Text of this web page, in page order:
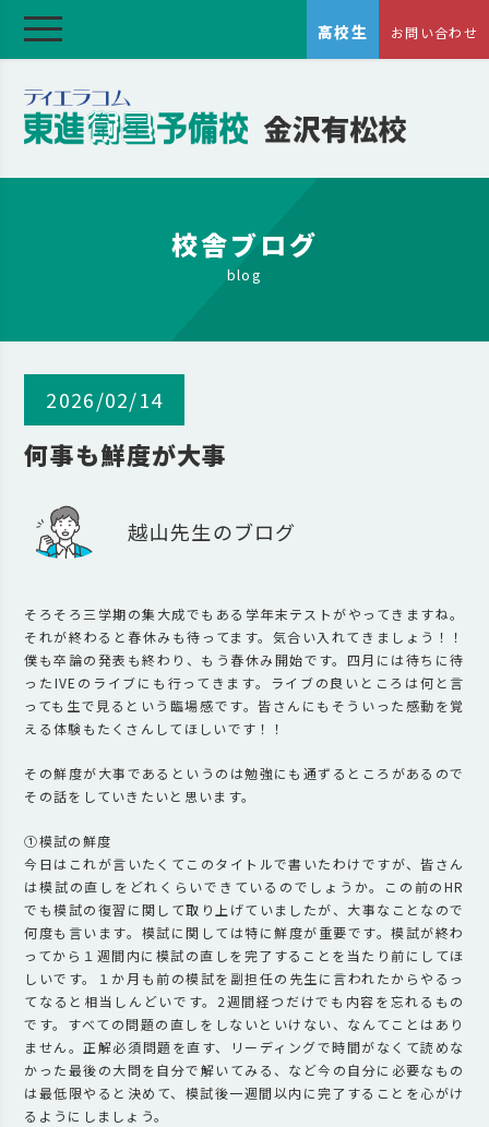
高校生 お問い合わせ
校舎ブログ
blog
2026/02/14
何事も鮮度が大事
越山先生のブログ
そろそろ三学期の集大成でもある学年末テストがやってきますね。
それが終わると春休みも待ってます。気合い入れてきましょう！！
僕も卒論の発表も終わり、もう春休み開始です。四月には待ちに待
ったIVEのライブにも行ってきます。ライブの良いところは何と言
っても生で見るという臨場感です。皆さんにもそういった感動を覚
える体験もたくさんしてほしいです！！
その鮮度が大事であるというのは勉強にも通ずるところがあるので
その話をしていきたいと思います。
①模試の鮮度
今日はこれが言いたくてこのタイトルで書いたわけですが、皆さん
は模試の直しをどれくらいできているのでしょうか。この前のHR
でも模試の復習に関して取り上げていましたが、大事なことなので
何度も言います。模試に関しては特に鮮度が重要です。模試が終わ
ってから１週間内に模試の直しを完了することを当たり前にしてほ
しいです。１か月も前の模試を副担任の先生に言われたからやるっ
てなると相当しんどいです。2週間経つだけでも内容を忘れるもの
です。すべての問題の直しをしないといけない、なんてことはあり
ません。正解必須問題を直す、リーディングで時間がなくて読めな
かった最後の大問を自分で解いてみる、など今の自分に必要なもの
は最低限やると決めて、模試後一週間以内に完了することを心がけ
るようにしましょう。